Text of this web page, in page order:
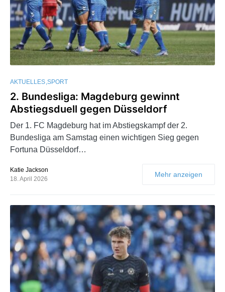
AKTUELLES SPORT
2. Bundesliga: Magdeburg gewinnt
Abstiegsduell gegen Düsseldorf
Der 1. FC Magdeburg hat im Abstiegskampf der 2.
Bundesliga am Samstag einen wichtigen Sieg gegen
Fortuna Düsseldorf…
Katie Jackson
18. April 2026
Mehr anzeigen